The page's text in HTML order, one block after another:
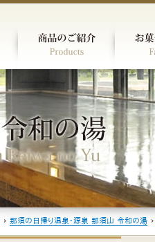
› 那須の日帰り温泉・源泉 那須山 令和の湯 ›